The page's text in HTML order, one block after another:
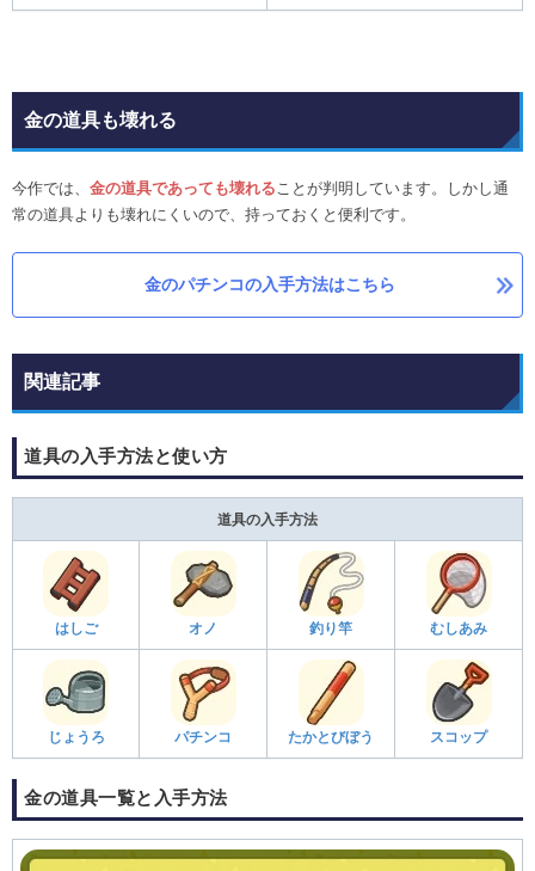
金の道具も壊れる
今作では、 金の道具であっても壊れることが判明しています。しかし通
常の道具よりも壊れにくいので、持っておくと便利です。
金のパチンコの入手方法はこちら
関連記事
道具の入手方法と使い方
道具の入手方法
はしご オノ 釣り竿 むしあみ
じょうろ パチンコ たかとびぼう スコップ
金の道具一覧と入手方法